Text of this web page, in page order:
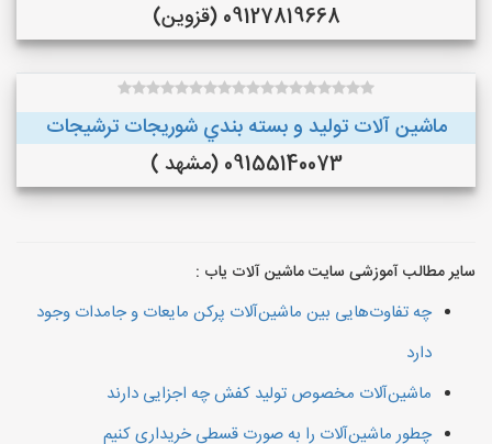
09127819668 (قزوین)
ماشین آلات توليد و بسته بندي شوريجات ترشيجات
09155140073 (مشهد )
سایر مطالب آموزشی سایت ماشین آلات یاب :
چه تفاوت‌هایی بین ماشین‌آلات پرکن مایعات و جامدات وجود
دارد
ماشین‌آلات مخصوص تولید کفش چه اجزایی دارند
چطور ماشین‌آلات را به صورت قسطی خریداری کنیم